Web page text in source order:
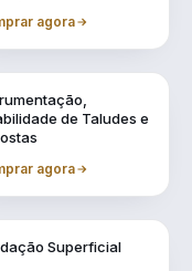
agora
de Taludes e
agora
Superficial